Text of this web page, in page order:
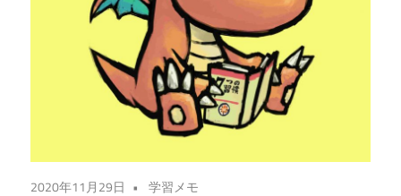
2020年11月29日 学習メモ